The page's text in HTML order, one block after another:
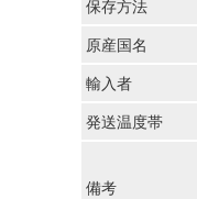
保存方法
原産国名
輸入者
発送温度帯
備考